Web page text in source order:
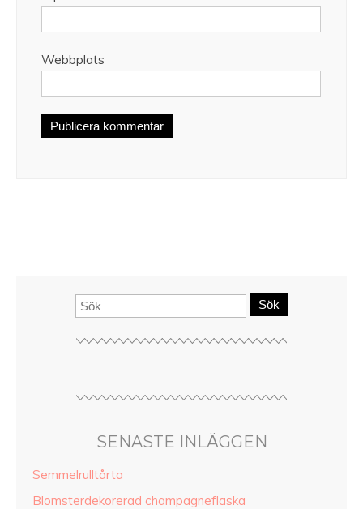
Webbplats
Sök
SENASTE INLÄGGEN
Semmelrulltårta
Blomsterdekorerad champagneflaska